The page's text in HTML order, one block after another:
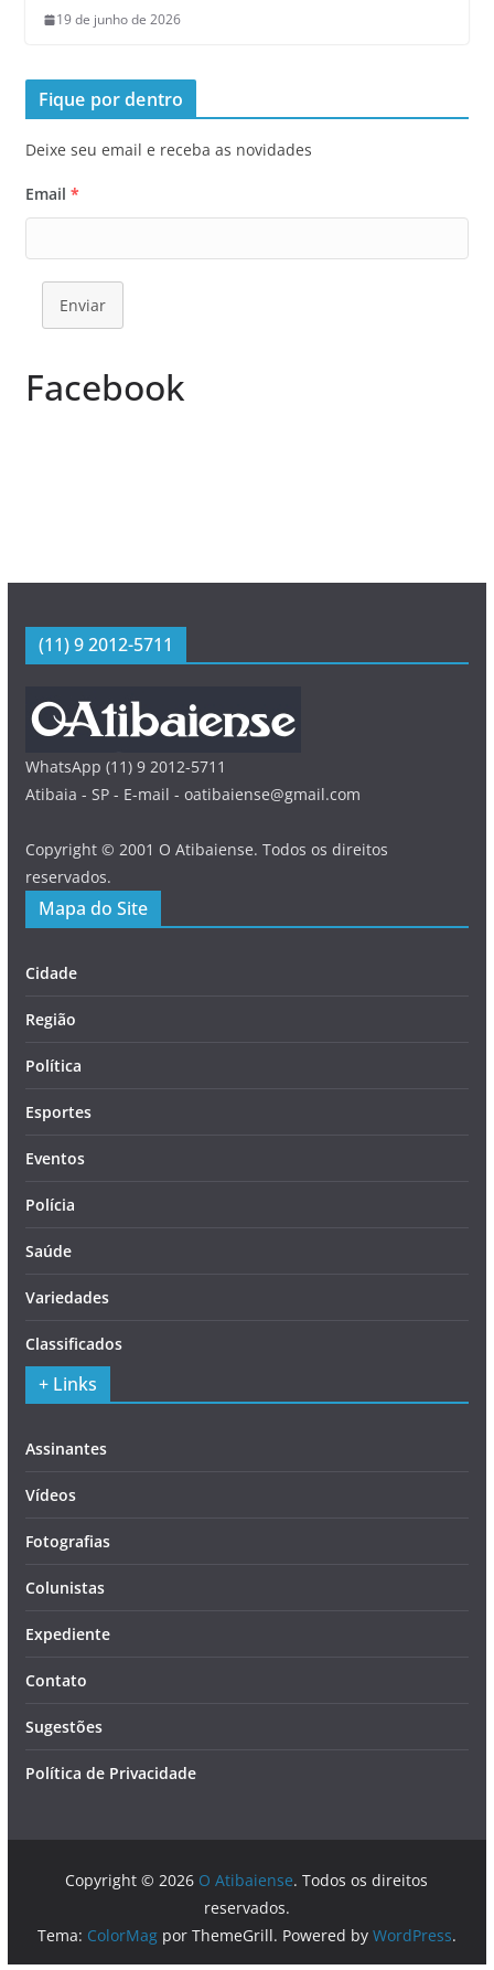
19 de junho de 2026
Fique por dentro
Deixe seu email e receba as novidades
Email *
Enviar
Facebook
(11) 9 2012-5711
WhatsApp (11) 9 2012-5711
Atibaia - SP - E-mail - oatibaiense@gmail.com
Copyright © 2001 O Atibaiense. Todos os direitos
reservados.
Mapa do Site
Cidade
Região
Política
Esportes
Eventos
Polícia
Saúde
Variedades
Classificados
+ Links
Assinantes
Vídeos
Fotografias
Colunistas
Expediente
Contato
Sugestões
Política de Privacidade
Copyright © 2026 O Atibaiense. Todos os direitos
reservados.
Tema: ColorMagpor ThemeGrill. Powered by WordPress.